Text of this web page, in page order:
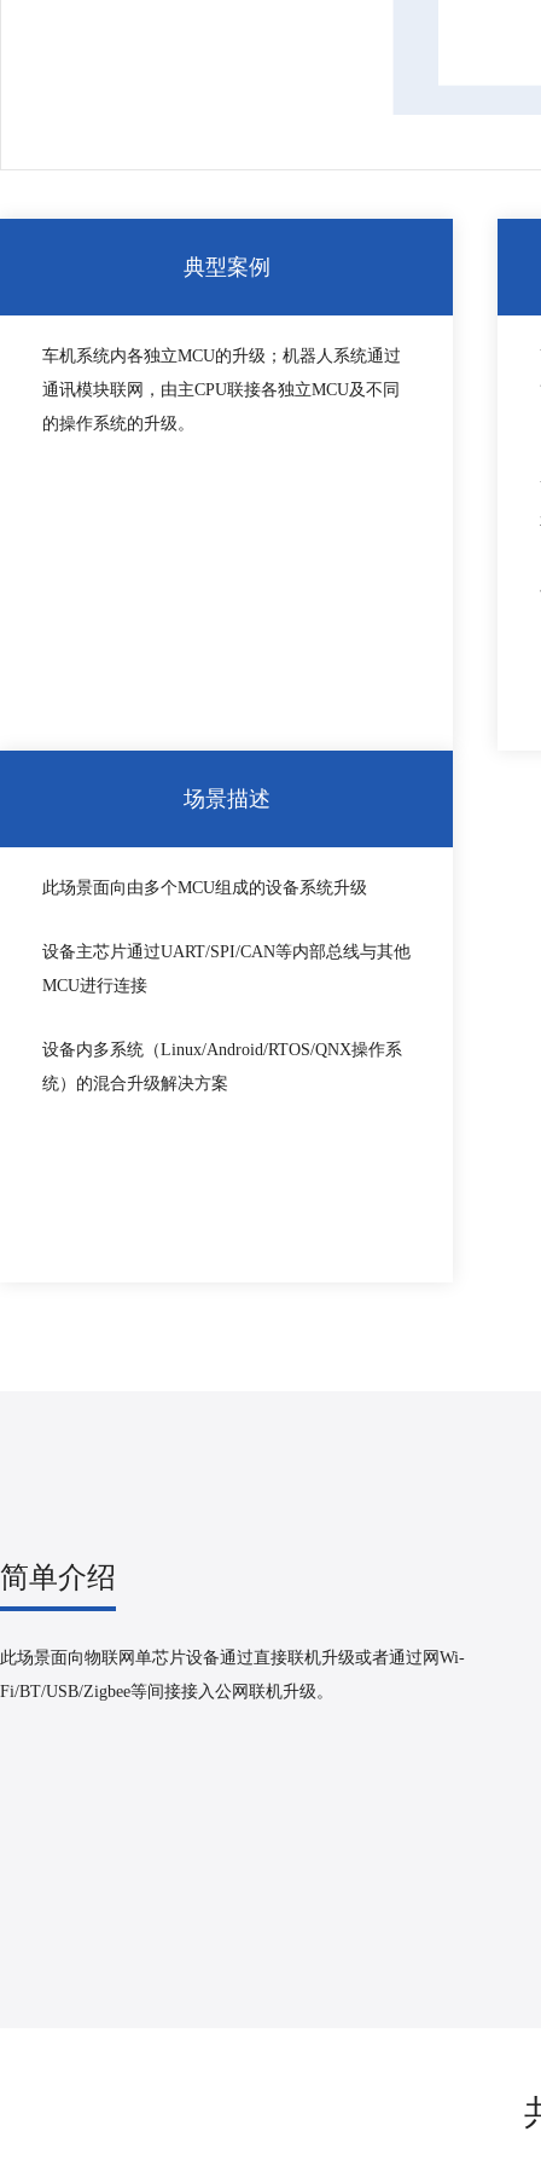
典型案例
车机系统内各独立MCU的升级；机器人系统通过
通讯模块联网，由主CPU联接各独立MCU及不同
的操作系统的升级。
场景描述
此场景面向由多个MCU组成的设备系统升级
设备主芯片通过UART/SPI/CAN等内部总线与其他
MCU进行连接
设备内多系统（Linux/Android/RTOS/QNX操作系
统）的混合升级解决方案
简单介绍
此场景面向物联网单芯片设备通过直接联机升级或者通过网Wi-
Fi/BT/USB/Zigbee等间接接入公网联机升级。